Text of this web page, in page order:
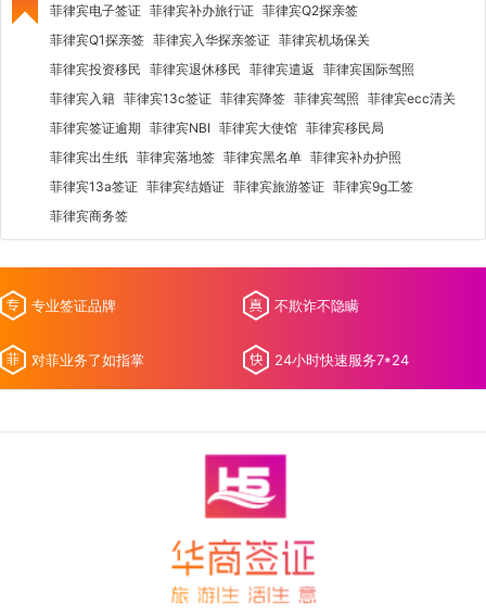
菲律宾电子签证 菲律宾补办旅行证 菲律宾Q2探亲签
菲律宾Q1探亲签 菲律宾入华探亲签证 菲律宾机场保关
菲律宾投资移民 菲律宾退休移民 菲律宾遣返
菲律宾国际驾照
菲律宾入籍 菲律宾13c签证 菲律宾降签 菲律宾驾照 菲律宾ecc清关
菲律宾签证逾期 菲律宾NBI 菲律宾大使馆 菲律宾移民局
菲律宾出生纸 菲律宾落地签 菲律宾黑名单 菲律宾补办护照
菲律宾13a签证 菲律宾结婚证 菲律宾旅游签证 菲律宾9g工签
菲律宾商务签
专业签证品牌 不欺诈不隐瞒
对菲业务了如指掌 24小时快速服务7*24